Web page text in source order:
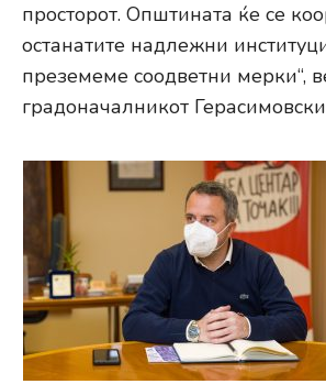
просторот. Општината ќе се
останатите надлежни
преземеме соодветни мерки“,
градоначалникот